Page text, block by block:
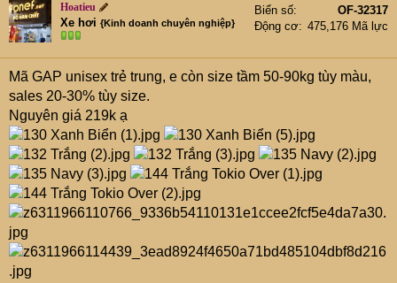
Hoatieu
Xe hơi {Kinh doanh chuyên nghiệp}
Biển số
OF-32317
Động cơ
475,176 Mã lực
Mã GAP unisex trẻ trung, e còn size tầm 50-90kg tùy màu,
sales 20-30% tùy size.
Nguyên giá 219k ạ